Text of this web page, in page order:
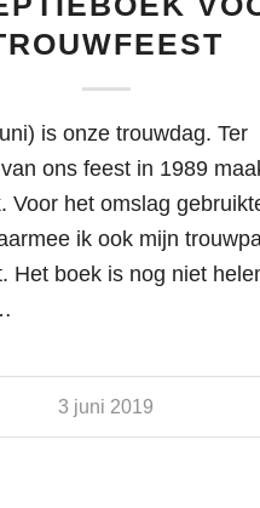
is onze trouwdag. Ter
ons feest in 1989
Voor het omslag
ik ook mijn
Het boek is nog niet
3 juni 2019